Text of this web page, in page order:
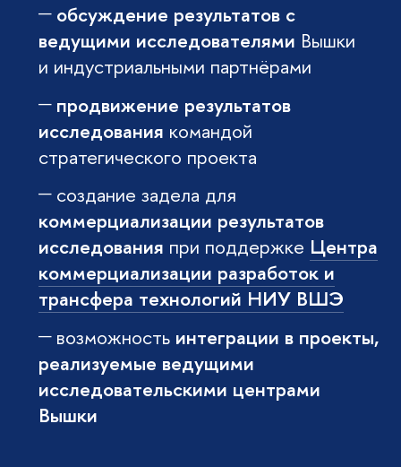
обсуждение результатов с
ведущими исследователями Вышки
и индустриальными партнёрами
продвижение результатов
исследования командой
стратегического проекта
создание задела для
коммерциализации результатов
исследования при поддержке Центра
коммерциализации разработок и
трансфера технологий НИУ ВШЭ
возможность интеграции в проекты,
реализуемые ведущими
исследовательскими центрами
Вышки